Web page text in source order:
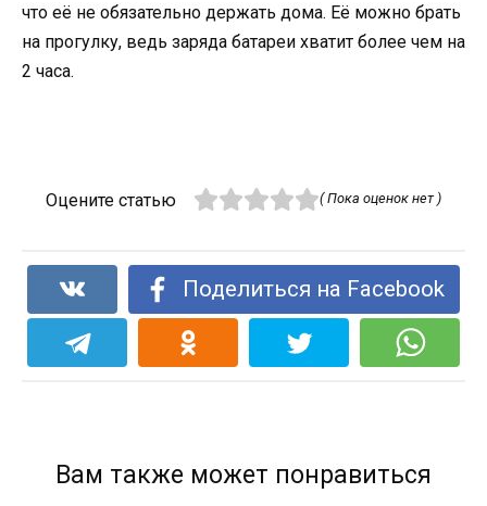
что её не обязательно держать дома. Её можно брать
на прогулку, ведь заряда батареи хватит более чем на
2 часа.
Оцените статью ( Пока оценок нет )
Поделиться на Facebook
Вам также может понравиться